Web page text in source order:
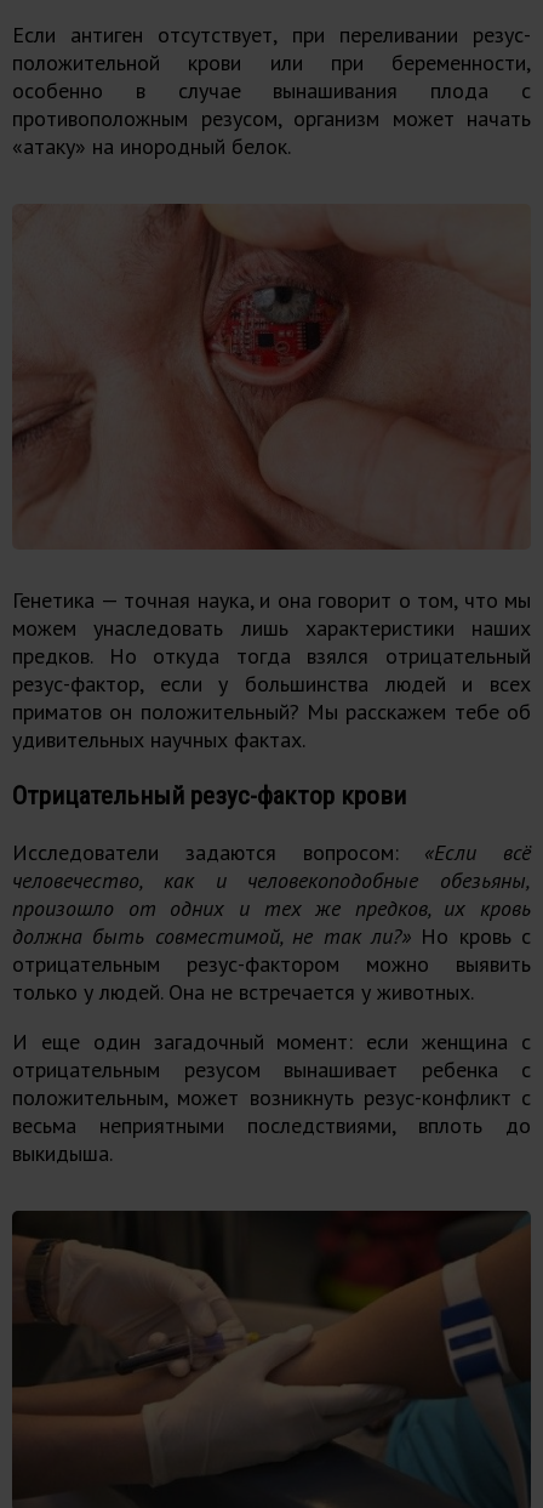
Если антиген отсутствует, при переливании резус-
положительной крови или при беременности,
особенно в случае вынашивания плода с
противоположным резусом, организм может начать
«атаку» на инородный белок.
Генетика — точная наука, и она говорит о том, что мы
можем унаследовать лишь характеристики наших
предков. Но откуда тогда взялся отрицательный
резус-фактор, если у большинства людей и всех
приматов он положительный? Мы расскажем тебе об
удивительных научных фактах.
Отрицательный резус-фактор крови
Исследователи задаются вопросом: «Если всё
человечество, как и человекоподобные обезьяны,
произошло от одних и тех же предков, их кровь
должна быть совместимой, не так ли?»Но кровь с
отрицательным резус-фактором можно выявить
только у людей. Она не встречается у животных.
И еще один загадочный момент: если женщина с
отрицательным резусом вынашивает ребенка с
положительным, может возникнуть резус-конфликт с
весьма неприятными последствиями, вплоть до
выкидыша.